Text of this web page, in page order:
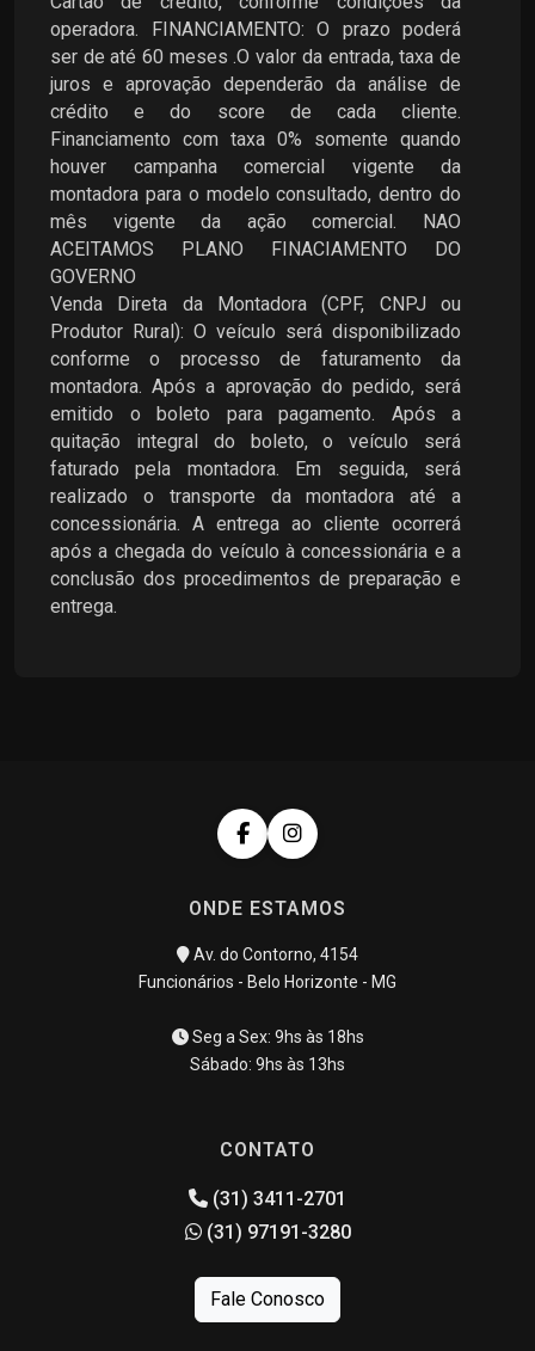
operadora. FINANCIAMENTO: O prazo poderá
ser de até 60 meses .O valor da entrada, taxa de
juros e aprovação dependerão da análise de
crédito e do score de cada cliente.
Financiamento com taxa 0% somente quando
houver campanha comercial vigente da
montadora para o modelo consultado, dentro do
mês vigente da ação comercial. NAO
ACEITAMOS PLANO FINACIAMENTO DO
GOVERNO
Venda Direta da Montadora (CPF, CNPJ ou
Produtor Rural): O veículo será disponibilizado
conforme o processo de faturamento da
montadora. Após a aprovação do pedido, será
emitido o boleto para pagamento. Após a
quitação integral do boleto, o veículo será
faturado pela montadora. Em seguida, será
realizado o transporte da montadora até a
concessionária. A entrega ao cliente ocorrerá
após a chegada do veículo à concessionária e a
conclusão dos procedimentos de preparação e
entrega.
ONDE ESTAMOS
Av. do Contorno, 4154
Funcionários - Belo Horizonte - MG
Seg a Sex: 9hs às 18hs
Sábado: 9hs às 13hs
CONTATO
(31) 3411-2701
(31) 97191-3280
Fale Conosco